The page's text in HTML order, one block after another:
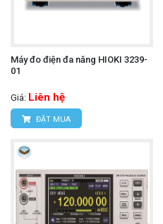
Máy đo điện đa năng HIOKI 3239-
01
Giá: Liên hệ
ĐẶT MUA